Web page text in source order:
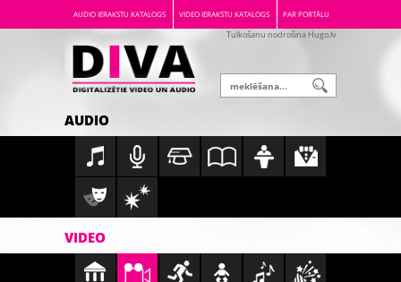
AUDIO IERAKSTU KATALOGS VIDEO IERAKSTU KATALOGS PAR PORTĀLU
Tulkošanu nodrošina Hugo.lv
AUDIO
VIDEO